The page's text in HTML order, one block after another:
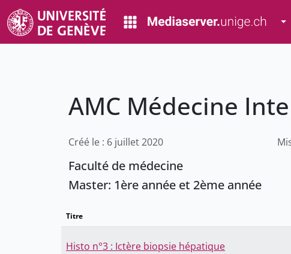
AMC Médecine
Créé le : 6 juillet 2020
Faculté de médecine
Master: 1ère année et 2ème année
Titre
Histo n°3 : Ictère biopsie hépatique